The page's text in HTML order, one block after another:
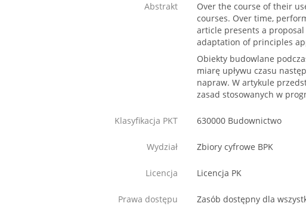
Abstrakt
Over the course of their
courses. Over time,
article presents a
adaptation of principles
Obiekty budowlane
miarę upływu czasu
napraw. W artykule
zasad stosowanych w
Klasyfikacja PKT 630000 Budownictwo
Wydział Zbiory cyfrowe BPK
Licencja Licencja PK
Prawa dostępu Zasób dostępny dla